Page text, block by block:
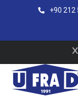
+90 212